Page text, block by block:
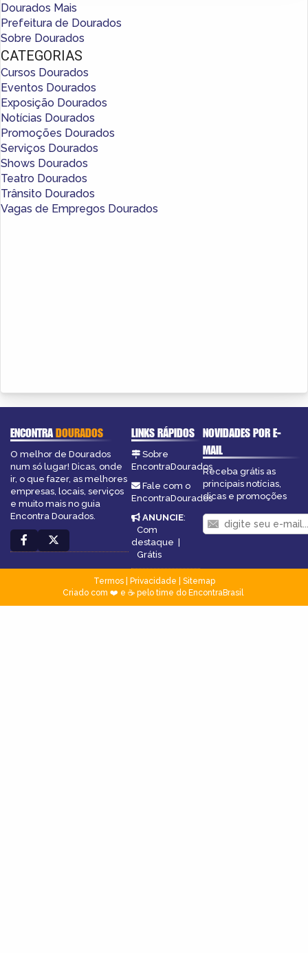
Dourados Mais
Prefeitura de Dourados
Sobre Dourados
CATEGORIAS
Cursos Dourados
Eventos Dourados
Exposição Dourados
Notícias Dourados
Promoções Dourados
Serviços Dourados
Shows Dourados
Teatro Dourados
Trânsito Dourados
Vagas de Empregos Dourados
ENCONTRADOURADOS
O melhor de Dourados
num só lugar! Dicas, onde
ir, o que fazer, as melhores
empresas, locais, serviços
e muito mais no guia
Encontra Dourados.
LINKS RÁPIDOS
Sobre
EncontraDourados
Fale com o
EncontraDourados
ANUNCIE:
Com
destaque |
Grátis
NOVIDADES POR E-
MAIL
Receba grátis as
principais notícias,
dicas e promoções
Termos| Privacidade
Sitemap
Criado com ❤️ e ☕ pelo time do EncontraBrasil